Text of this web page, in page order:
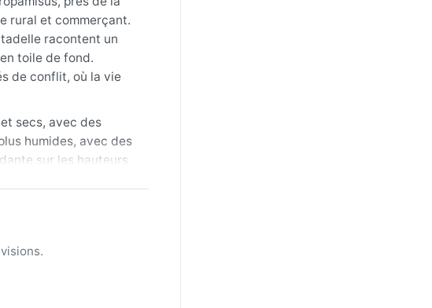
rural et commerçant.
racontent un
toile de fond.
de conflit, où la vie
secs, avec des
humides, avec des
sur les hauteurs.
les températures
pas sujette à des
parfois en saison
collines